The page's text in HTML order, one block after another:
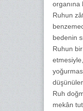
organına
Ruhun
bedenin
Ruhun
Ruh
mekân